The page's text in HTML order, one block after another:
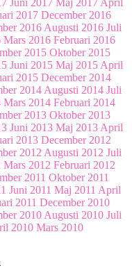
Juni 2017 Maj 2017 April
2017 December 2016
2016 Augusti 2016 Juli
Mars 2016 Februari 2016
2015 Oktober 2015
Juni 2015 Maj 2015 April
2015 December 2014
2014 Augusti 2014 Juli
Mars 2014 Februari 2014
2013 Oktober 2013
Juni 2013 Maj 2013 April
2013 December 2012
2012 Augusti 2012 Juli
Mars 2012 Februari 2012
2011 Oktober 2011
Juni 2011 Maj 2011 April
2011 December 2010
2010 Augusti 2010 Juli
2010 Mars 2010